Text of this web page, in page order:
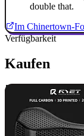
double that.
Im Chinertown-
Verfügbarkeit
Kaufen